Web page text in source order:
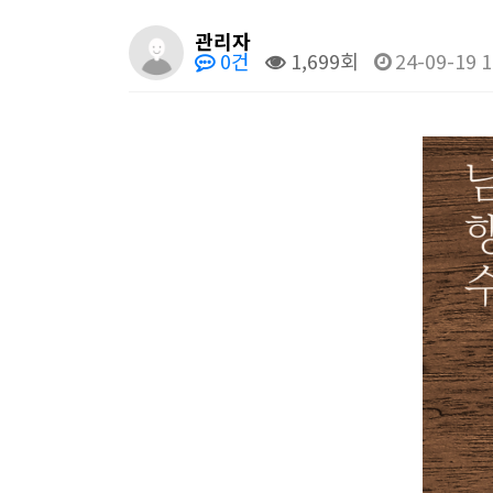
관리자
0건 1,699회 24-09-19